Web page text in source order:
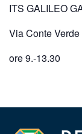
ITS GALILEO
Via Conte Verde
ore 9.-13.30